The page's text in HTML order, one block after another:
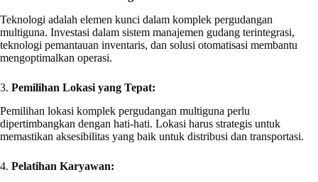
Teknologi adalah elemen kunci dalam komplek pergudangan
multiguna. Investasi dalam sistem manajemen gudang terintegrasi,
teknologi pemantauan inventaris, dan solusi otomatisasi membantu
mengoptimalkan operasi.
3. Pemilihan Lokasi yang Tepat:
Pemilihan lokasi komplek pergudangan multiguna perlu
dipertimbangkan dengan hati-hati. Lokasi harus strategis untuk
memastikan aksesibilitas yang baik untuk distribusi dan transportasi.
4. Pelatihan Karyawan: